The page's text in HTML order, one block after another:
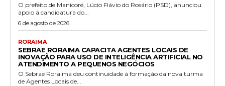
O prefeito de Manicoré, Lúcio Flávio do Rosário (PSD), anunciou
apoio à candidatura do...
6 de agosto de 2026
RORAIMA
SEBRAE RORAIMA CAPACITA AGENTES LOCAIS DE
INOVAÇÃO PARA USO DE INTELIGÊNCIA ARTIFICIAL NO
ATENDIMENTO A PEQUENOS NEGÓCIOS
O Sebrae Roraima deu continuidade à formação da nova turma
de Agentes Locais de...